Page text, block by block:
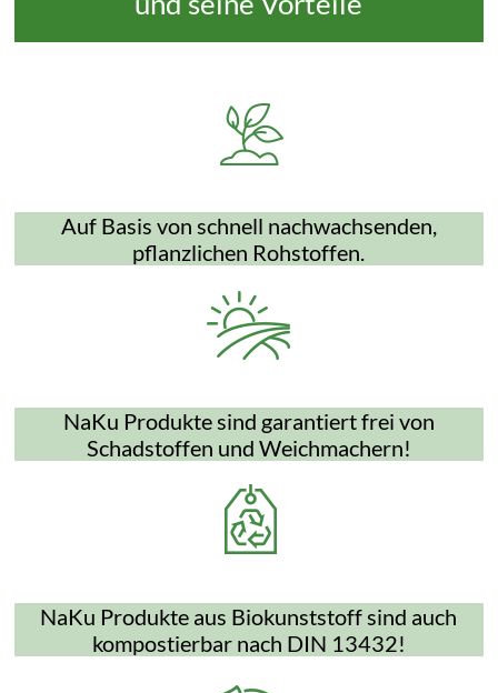
Auf Basis von schnell nachwachsenden,
pflanzlichen Rohstoffen.
NaKu Produkte sind garantiert frei von
Schadstoffen und Weichmachern!
NaKu Produkte aus Biokunststoff sind auch
kompostierbar nach DIN 13432!